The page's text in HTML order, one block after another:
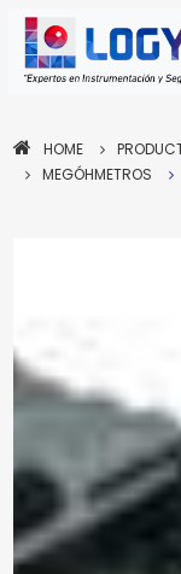
HOME
MEGÓHMETROS